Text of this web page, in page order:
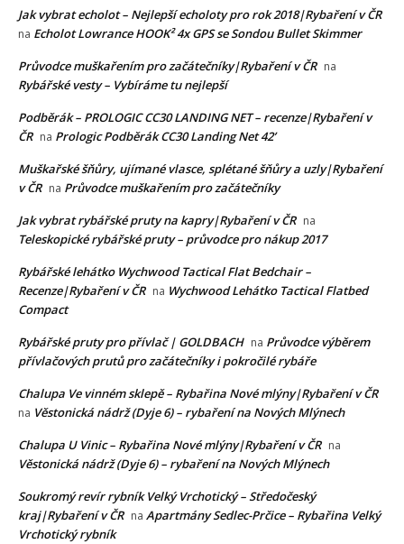
Jak vybrat echolot – Nejlepší echoloty pro rok 2018|Rybaření v ČR
na Echolot Lowrance HOOK² 4x GPS se Sondou Bullet Skimmer
Průvodce muškařením pro začátečníky|Rybaření v ČR na
Rybářské vesty – Vybíráme tu nejlepší
Podběrák – PROLOGIC CC30 LANDING NET – recenze|Rybaření v
ČR na Prologic Podběrák CC30 Landing Net 42’
Muškařské šňůry, ujímané vlasce, splétané šňůry a uzly|Rybaření
v ČR na Průvodce muškařením pro začátečníky
Jak vybrat rybářské pruty na kapry|Rybaření v ČR na
Teleskopické rybářské pruty – průvodce pro nákup 2017
Rybářské lehátko Wychwood Tactical Flat Bedchair –
Recenze|Rybaření v ČR na Wychwood Lehátko Tactical Flatbed
Compact
Rybářské pruty pro přívlač | GOLDBACH na Průvodce výběrem
přívlačových prutů pro začátečníky i pokročilé rybáře
Chalupa Ve vinném sklepě – Rybařina Nové mlýny|Rybaření v ČR
na Věstonická nádrž (Dyje 6) – rybaření na Nových Mlýnech
Chalupa U Vinic – Rybařina Nové mlýny|Rybaření v ČR na
Věstonická nádrž (Dyje 6) – rybaření na Nových Mlýnech
Soukromý revír rybník Velký Vrchotický – Středočeský
kraj|Rybaření v ČR na Apartmány Sedlec-Prčice – Rybařina Velký
Vrchotický rybník